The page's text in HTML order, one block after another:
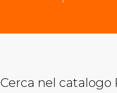
Cerca nel catalogo